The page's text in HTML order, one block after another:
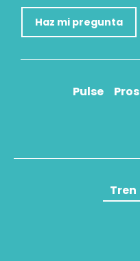
Haz mi pregunta
Pulse Pros
Tren